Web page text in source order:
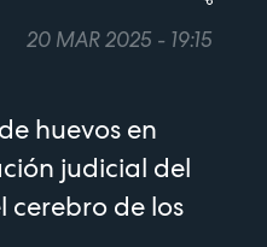
20 MAR 2025 - 19:15
huevos en
judicial del
cerebro de los